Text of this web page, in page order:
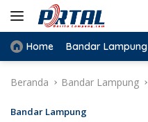
Langsung
konten
Home Bandar Lampung
Beranda Bandar Lampung
Bandar Lampung